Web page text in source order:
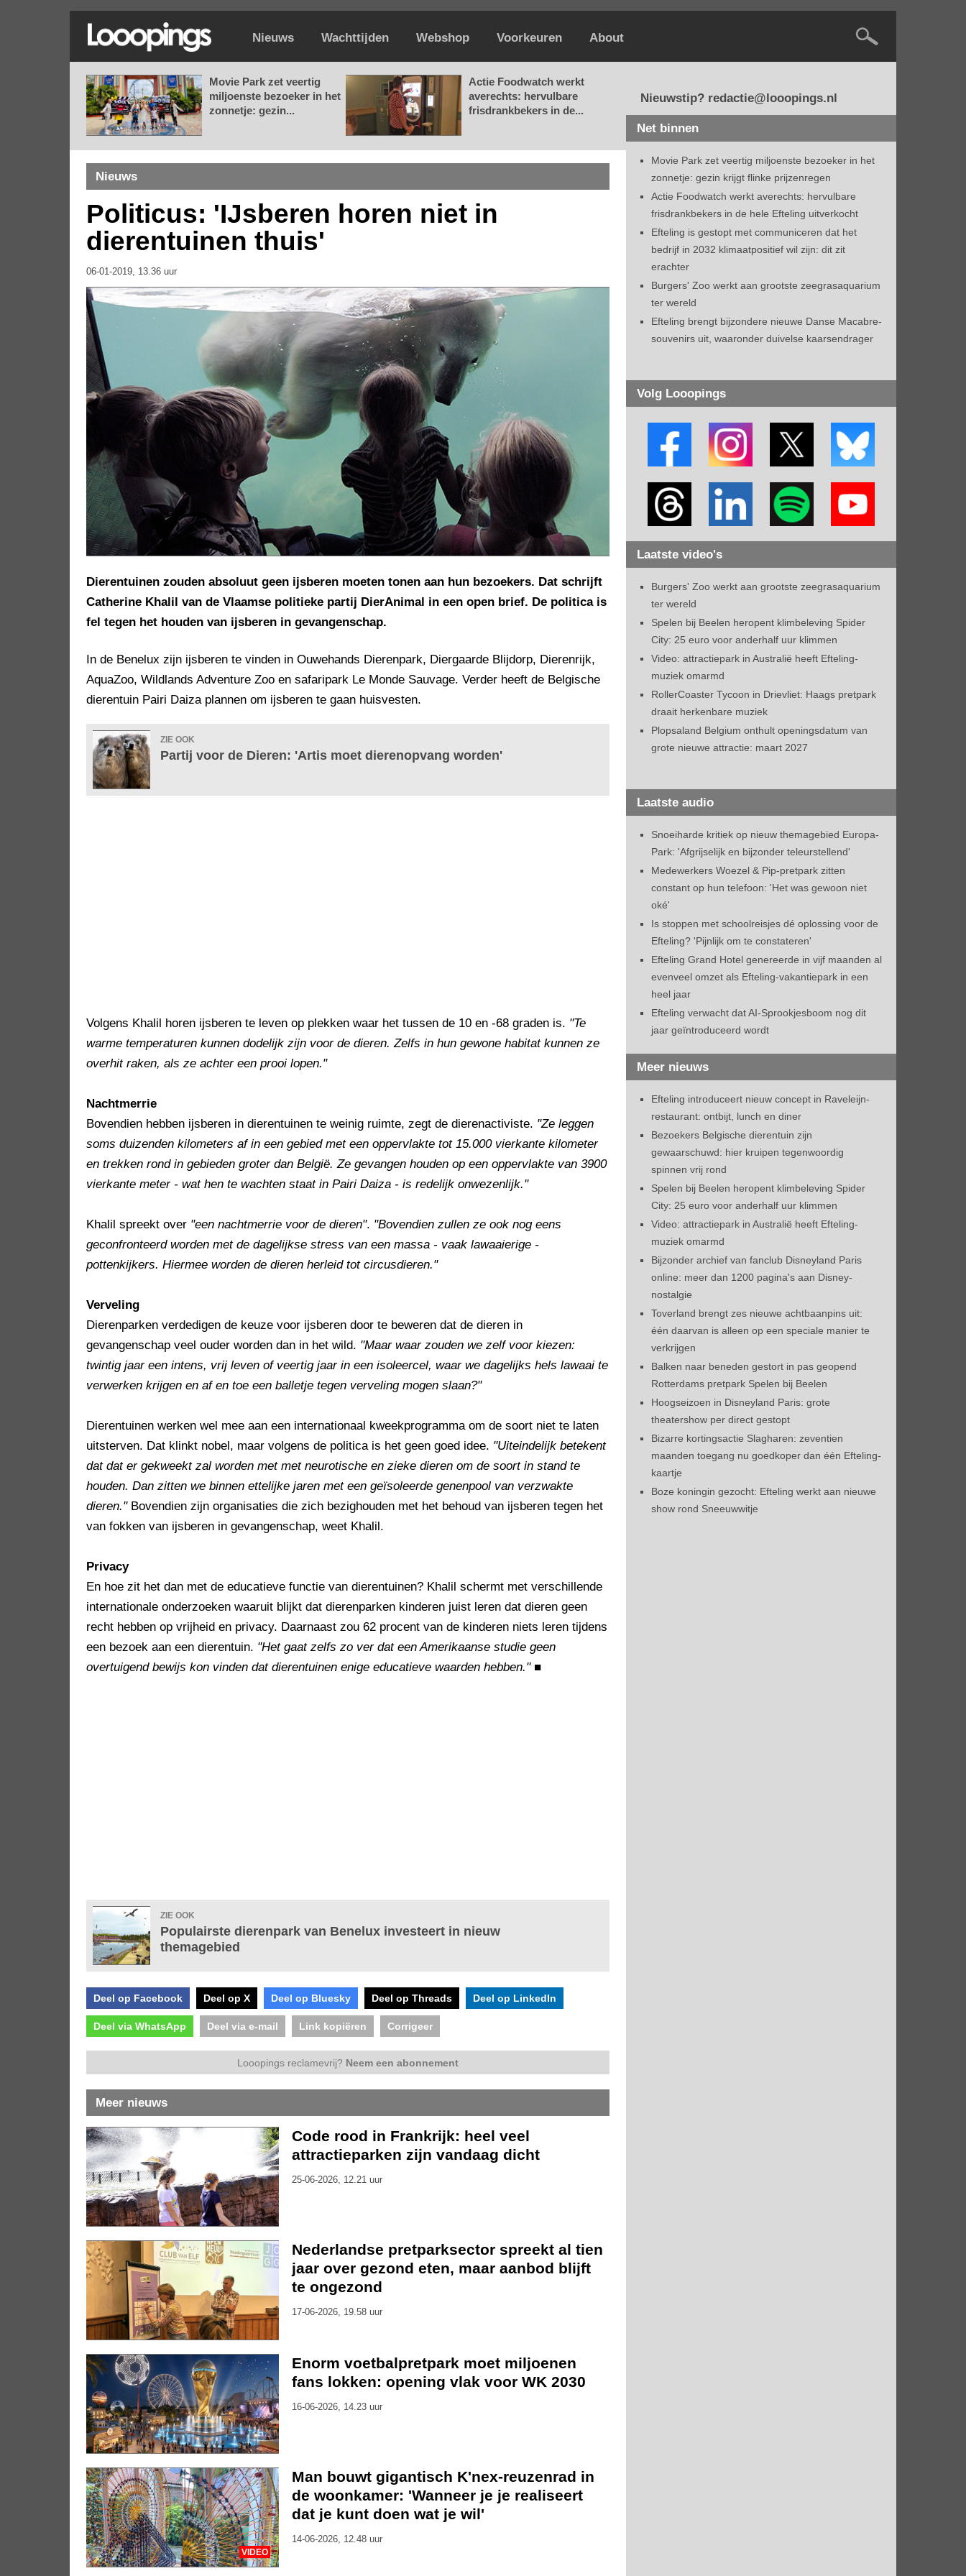
Nieuws Wachttijden Webshop Voorkeuren About
Movie Park zet veertig
miljoenste bezoeker in het
zonnetje: gezin...
Actie Foodwatch werkt
averechts: hervulbare
frisdrankbekers in de...
Nieuws
Politicus: 'IJsberen horen niet in
dierentuinen thuis'
06-01-2019, 13.36 uur
Dierentuinen zouden absoluut geen ijsberen moeten tonen aan hun bezoekers. Dat schrijft
Catherine Khalil van de Vlaamse politieke partij DierAnimal in een open brief. De politica is
fel tegen het houden van ijsberen in gevangenschap.
In de Benelux zijn ijsberen te vinden in Ouwehands Dierenpark, Diergaarde Blijdorp, Dierenrijk,
AquaZoo, Wildlands Adventure Zoo en safaripark Le Monde Sauvage. Verder heeft de Belgische
dierentuin Pairi Daiza plannen om ijsberen te gaan huisvesten.
ZIE OOK
Partij voor de Dieren: 'Artis moet dierenopvang worden'
Volgens Khalil horen ijsberen te leven op plekken waar het tussen de 10 en -68 graden is. "Te
warme temperaturen kunnen dodelijk zijn voor de dieren. Zelfs in hun gewone habitat kunnen ze
overhit raken, als ze achter een prooi lopen."
Nachtmerrie
Bovendien hebben ijsberen in dierentuinen te weinig ruimte, zegt de dierenactiviste. "Ze leggen
soms duizenden kilometers af in een gebied met een oppervlakte tot 15.000 vierkante kilometer
en trekken rond in gebieden groter dan België. Ze gevangen houden op een oppervlakte van 3900
vierkante meter - wat hen te wachten staat in Pairi Daiza - is redelijk onwezenlijk."
Khalil spreekt over "een nachtmerrie voor de dieren". "Bovendien zullen ze ook nog eens
geconfronteerd worden met de dagelijkse stress van een massa - vaak lawaaierige -
pottenkijkers. Hiermee worden de dieren herleid tot circusdieren."
Verveling
Dierenparken verdedigen de keuze voor ijsberen door te beweren dat de dieren in
gevangenschap veel ouder worden dan in het wild. "Maar waar zouden we zelf voor kiezen:
twintig jaar een intens, vrij leven of veertig jaar in een isoleercel, waar we dagelijks hels lawaai te
verwerken krijgen en af en toe een balletje tegen verveling mogen slaan?"
Dierentuinen werken wel mee aan een internationaal kweekprogramma om de soort niet te laten
uitsterven. Dat klinkt nobel, maar volgens de politica is het geen goed idee. "Uiteindelijk betekent
dat dat er gekweekt zal worden met met neurotische en zieke dieren om de soort in stand te
houden. Dan zitten we binnen ettelijke jaren met een geïsoleerde genenpool van verzwakte
dieren."Bovendien zijn organisaties die zich bezighouden met het behoud van ijsberen tegen het
van fokken van ijsberen in gevangenschap, weet Khalil.
Privacy
En hoe zit het dan met de educatieve functie van dierentuinen? Khalil schermt met verschillende
internationale onderzoeken waaruit blijkt dat dierenparken kinderen juist leren dat dieren geen
recht hebben op vrijheid en privacy. Daarnaast zou 62 procent van de kinderen niets leren tijdens
een bezoek aan een dierentuin. "Het gaat zelfs zo ver dat een Amerikaanse studie geen
overtuigend bewijs kon vinden dat dierentuinen enige educatieve waarden hebben." ■
ZIE OOK
Populairste dierenpark van Benelux investeert in nieuw
themagebied
Deel op Facebook Deel op X Deel op Bluesky Deel op Threads Deel op LinkedIn
Deel via WhatsApp Deel via e-mail Link kopiëren Corrigeer
Looopings reclamevrij? Neem een abonnement
Meer nieuws
Code rood in Frankrijk: heel veel
attractieparken zijn vandaag dicht
25-06-2026, 12.21 uur
Nederlandse pretparksector spreekt al tien
jaar over gezond eten, maar aanbod blijft
te ongezond
17-06-2026, 19.58 uur
Enorm voetbalpretpark moet miljoenen
fans lokken: opening vlak voor WK 2030
16-06-2026, 14.23 uur
VIDEO
Man bouwt gigantisch K'nex-reuzenrad in
de woonkamer: 'Wanneer je je realiseert
dat je kunt doen wat je wil'
14-06-2026, 12.48 uur
Nieuwstip? redactie@looopings.nl
Net binnen
Movie Park zet veertig miljoenste bezoeker in het
zonnetje: gezin krijgt flinke prijzenregen
Actie Foodwatch werkt averechts: hervulbare
frisdrankbekers in de hele Efteling uitverkocht
Efteling is gestopt met communiceren dat het
bedrijf in 2032 klimaatpositief wil zijn: dit zit
erachter
Burgers' Zoo werkt aan grootste zeegrasaquarium
ter wereld
Efteling brengt bijzondere nieuwe Danse Macabre-
souvenirs uit, waaronder duivelse kaarsendrager
Volg Looopings
Laatste video's
Burgers' Zoo werkt aan grootste zeegrasaquarium
ter wereld
Spelen bij Beelen heropent klimbeleving Spider
City: 25 euro voor anderhalf uur klimmen
Video: attractiepark in Australië heeft Efteling-
muziek omarmd
RollerCoaster Tycoon in Drievliet: Haags pretpark
draait herkenbare muziek
Plopsaland Belgium onthult openingsdatum van
grote nieuwe attractie: maart 2027
Laatste audio
Snoeiharde kritiek op nieuw themagebied Europa-
Park: 'Afgrijselijk en bijzonder teleurstellend'
Medewerkers Woezel & Pip-pretpark zitten
constant op hun telefoon: 'Het was gewoon niet
oké'
Is stoppen met schoolreisjes dé oplossing voor de
Efteling? 'Pijnlijk om te constateren'
Efteling Grand Hotel genereerde in vijf maanden al
evenveel omzet als Efteling-vakantiepark in een
heel jaar
Efteling verwacht dat AI-Sprookjesboom nog dit
jaar geïntroduceerd wordt
Meer nieuws
Efteling introduceert nieuw concept in Raveleijn-
restaurant: ontbijt, lunch en diner
Bezoekers Belgische dierentuin zijn
gewaarschuwd: hier kruipen tegenwoordig
spinnen vrij rond
Spelen bij Beelen heropent klimbeleving Spider
City: 25 euro voor anderhalf uur klimmen
Video: attractiepark in Australië heeft Efteling-
muziek omarmd
Bijzonder archief van fanclub Disneyland Paris
online: meer dan 1200 pagina's aan Disney-
nostalgie
Toverland brengt zes nieuwe achtbaanpins uit:
één daarvan is alleen op een speciale manier te
verkrijgen
Balken naar beneden gestort in pas geopend
Rotterdams pretpark Spelen bij Beelen
Hoogseizoen in Disneyland Paris: grote
theatershow per direct gestopt
Bizarre kortingsactie Slagharen: zeventien
maanden toegang nu goedkoper dan één Efteling-
kaartje
Boze koningin gezocht: Efteling werkt aan nieuwe
show rond Sneeuwwitje